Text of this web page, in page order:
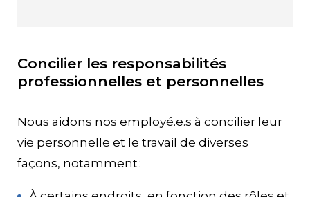
Concilier les responsabilités
professionnelles et personnelles
Nous aidons nos employé.e.s à concilier leur
vie personnelle et le travail de diverses
façons, notamment :